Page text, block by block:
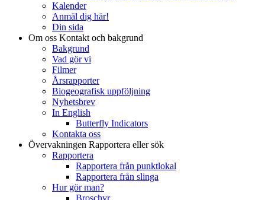
Kalender
Anmäl dig här!
Din sida
Om oss Kontakt och bakgrund
Bakgrund
Vad gör vi
Filmer
Årsrapporter
Biogeografisk uppföljning
Nyhetsbrev
In English
Butterfly Indicators
Kontakta oss
Övervakningen Rapportera eller sök
Rapportera
Rapportera från punktlokal
Rapportera från slinga
Hur gör man?
Broschyr